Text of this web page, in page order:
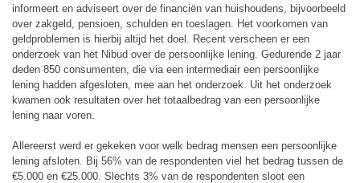
informeert en adviseert over de financiën van huishoudens, bijvoorbeeld
over zakgeld, pensioen, schulden en toeslagen. Het voorkomen van
geldproblemen is hierbij altijd het doel. Recent verscheen er een
onderzoek van het Nibud over de persoonlijke lening. Gedurende 2 jaar
deden 850 consumenten, die via een intermediair een persoonlijke
lening hadden afgesloten, mee aan het onderzoek. Uit het onderzoek
kwamen ook resultaten over het totaalbedrag van een persoonlijke
lening naar voren.
Allereerst werd er gekeken voor welk bedrag mensen een persoonlijke
lening afsloten. Bij 56% van de respondenten viel het bedrag tussen de
€5.000 en €25.000. Slechts 3% van de respondenten sloot een